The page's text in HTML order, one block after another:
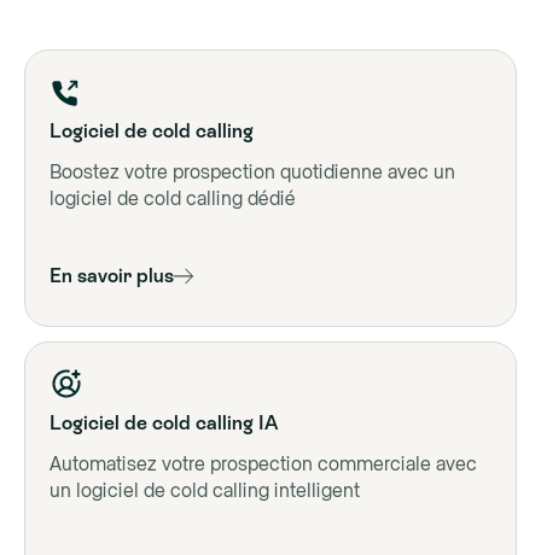
Logiciel de cold calling
Boostez votre prospection quotidienne avec un
logiciel de cold calling dédié
En savoir plus
Logiciel de cold calling IA
Automatisez votre prospection commerciale avec
un logiciel de cold calling intelligent